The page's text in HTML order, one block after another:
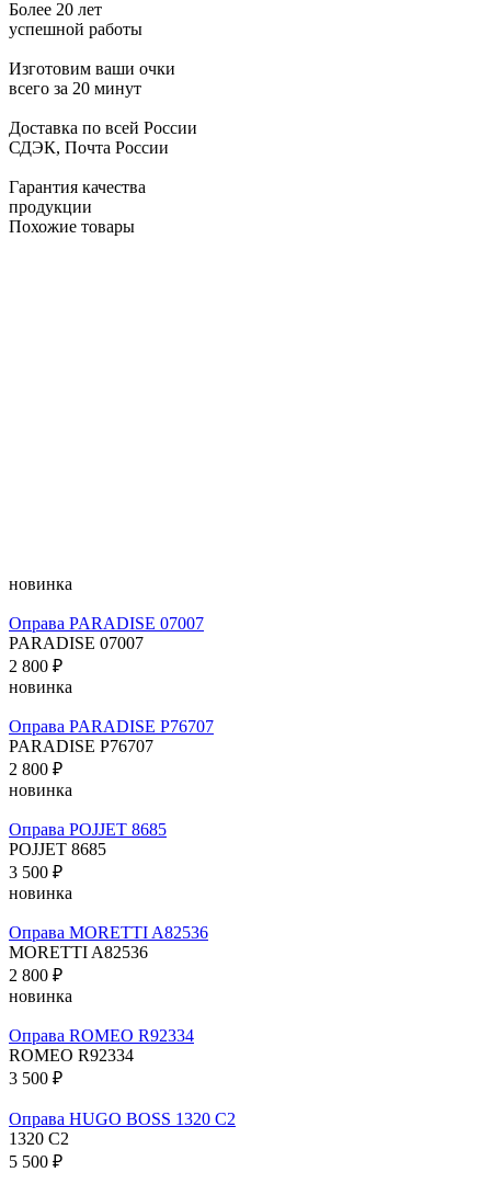
Более 20 лет
успешной работы
Изготовим ваши очки
всего за 20 минут
Доставка по всей России
СДЭК, Почта России
Гарантия качества
продукции
Похожие товары
новинка
Оправа PARADISE 07007
PARADISE 07007
2 800 ₽
новинка
Оправа PARADISE P76707
PARADISE P76707
2 800 ₽
новинка
Оправа POJJET 8685
POJJET 8685
3 500 ₽
новинка
Оправа MORETTI A82536
MORETTI A82536
2 800 ₽
новинка
Оправа ROMEO R92334
ROMEO R92334
3 500 ₽
Оправа HUGO BOSS 1320 C2
1320 C2
5 500 ₽